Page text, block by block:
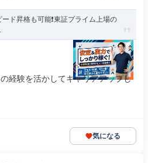
ド昇格も可能❗️東証プライム上場の
経験を活かしてキャリアアップし
気になる